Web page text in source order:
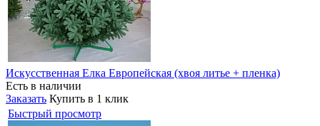
Искусственная Елка Европейская (хвоя литье + пленка)
Есть в наличии
Заказать Купить в 1 клик
Быстрый просмотр